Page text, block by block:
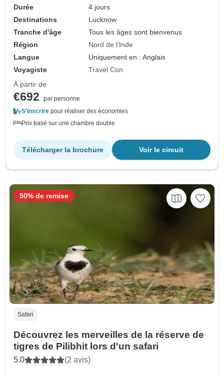
Durée
4 jours
Destinations
Lucknow
Tranche d'âge
Tous les âges sont bienvenus
Région
Nord de l'Inde
Langue
Uniquement en : Anglais
Voyagiste
Travel Con
À partir de
€692
par personne
S'inscrire pour réaliser des économies
Prix basé sur une chambre double
Voir le circuit
Télécharger la brochure
Safari
Découvrez les merveilles de la réserve de
tigres de Pilibhit lors d'un safari
5.0 (2 avis)
50% de remise